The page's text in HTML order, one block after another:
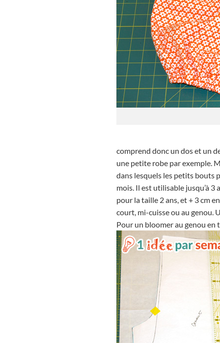
comprend donc un dos et un
une petite robe par exemple.
dans lesquels les petits bouts
mois. Il est utilisable jusqu’à 3
pour la taille 2 ans, et + 3 cm
court, mi-cuisse ou au genou.
Pour un bloomer au genou en